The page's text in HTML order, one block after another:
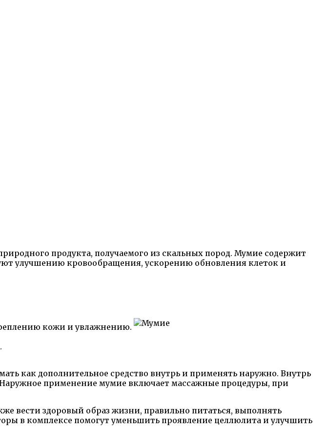
продукта, получаемого из скальных пород. Мумие содержит
улучшению кровообращения, ускорению обновления клеток и
кожи и увлажнению.
как дополнительное средство внутрь и применять наружно. Внутрь
применение мумие включает массажные процедуры, при
вести здоровый образ жизни, правильно питаться, выполнять
в комплексе помогут уменьшить проявление целлюлита и улучшить